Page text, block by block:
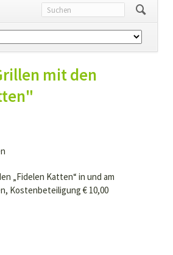
mit den
„Fidelen Katten“ in und am
Kostenbeteiligung € 10,00